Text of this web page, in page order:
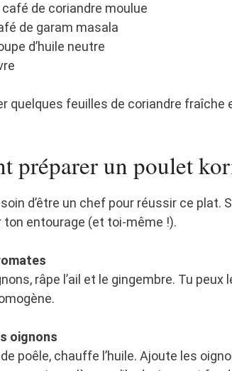
de coriandre moulue
de garam masala
d’huile neutre
quelques feuilles de coriandre fraîche
préparer un poulet
d’être un chef pour réussir ce plat.
ton entourage (et toi-même !).
râpe l’ail et le gingembre. Tu
oignons
poêle, chauffe l’huile. Ajoute les